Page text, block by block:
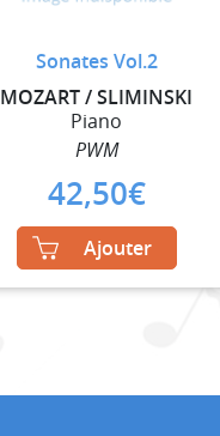
Sonates Vol.2
MOZART / SLIMINSKI
Piano
PWM
42,50€
Ajouter